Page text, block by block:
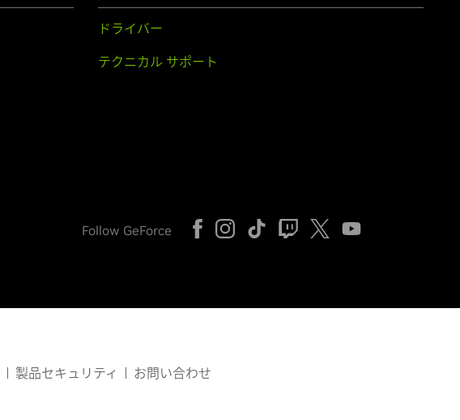
ドライバー
テクニカル サポート
Follow GeForce
製品セキュリティ お問い合わせ